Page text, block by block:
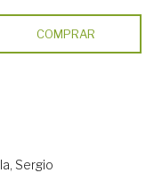
COMPRAR
Sergio